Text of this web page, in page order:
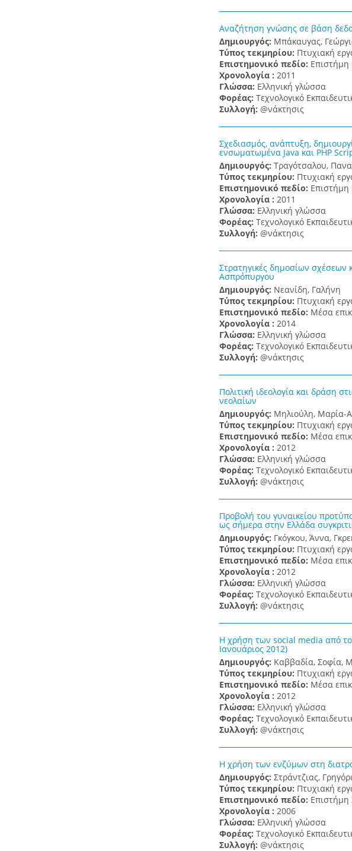
Αναζήτηση γνώσης σε βάση
Δημιουργός: Μπάκαυγας,
Τύπος τεκμηρίου: Πτυχιακή
Επιστημονικό πεδίο: Επιστήμη
Χρονολογία : 2011
Γλώσσα: Ελληνική γλώσσα
Φορέας: Τεχνολογικό
Συλλογή: @νάκτησις
Σχεδιασμός, ανάπτυξη,
ενσωματωμένα Java και PHP
Δημιουργός: Τραγότσαλου,
Τύπος τεκμηρίου: Πτυχιακή
Επιστημονικό πεδίο: Επιστήμη
Χρονολογία : 2011
Γλώσσα: Ελληνική γλώσσα
Φορέας: Τεχνολογικό
Συλλογή: @νάκτησις
Στρατηγικές δημοσίων σχέσεων
Ασπρόπυργου
Δημιουργός: Νεανίδη, Γαλήνη
Τύπος τεκμηρίου: Πτυχιακή
Επιστημονικό πεδίο: Μέσα
Χρονολογία : 2014
Γλώσσα: Ελληνική γλώσσα
Φορέας: Τεχνολογικό
Συλλογή: @νάκτησις
Πολιτική ιδεολογία και δράση
νεολαίων
Δημιουργός: Μηλιούλη, Μαρία-
Τύπος τεκμηρίου: Πτυχιακή
Επιστημονικό πεδίο: Μέσα
Χρονολογία : 2012
Γλώσσα: Ελληνική γλώσσα
Φορέας: Τεχνολογικό
Συλλογή: @νάκτησις
Προβολή του γυναικείου
ως σήμερα στην Ελλάδα
Δημιουργός: Γκόγκου, Άννα,
Τύπος τεκμηρίου: Πτυχιακή
Επιστημονικό πεδίο: Μέσα
Χρονολογία : 2012
Γλώσσα: Ελληνική γλώσσα
Φορέας: Τεχνολογικό
Συλλογή: @νάκτησις
Η χρήση των social media από
Ιανουάριος 2012)
Δημιουργός: Καββαδία, Σοφία,
Τύπος τεκμηρίου: Πτυχιακή
Επιστημονικό πεδίο: Μέσα
Χρονολογία : 2012
Γλώσσα: Ελληνική γλώσσα
Φορέας: Τεχνολογικό
Συλλογή: @νάκτησις
Η χρήση των ενζύμων στη
Δημιουργός: Στράντζιας,
Τύπος τεκμηρίου: Πτυχιακή
Επιστημονικό πεδίο:
Χρονολογία : 2006
Γλώσσα: Ελληνική γλώσσα
Φορέας: Τεχνολογικό
Συλλογή: @νάκτησις